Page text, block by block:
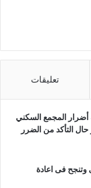
تعليقات
المجمع السكني
التأكد من الضرر
فى اعادة